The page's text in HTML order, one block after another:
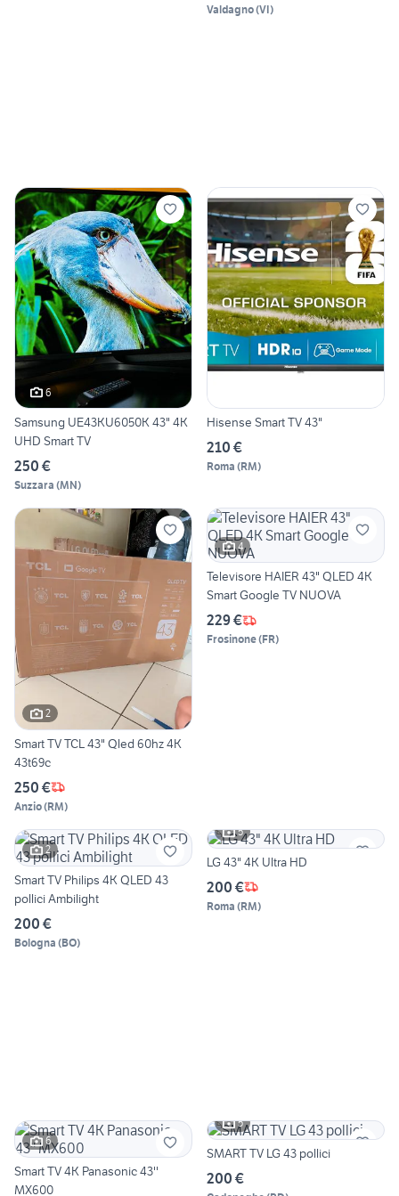
Valdagno(VI)
6
Samsung UE43KU6050K 43" 4K
UHD Smart TV
250 €
Suzzara (MN)
Hisense Smart TV 43"
210 €
Roma (RM)
2
Smart TV TCL 43" Qled 60hz 4K
43t69c
250 €
Anzio(RM)
4
Televisore HAIER 43" QLED 4K
Smart Google TV NUOVA
229 €
Frosinone(FR)
2
Smart TV Philips 4K QLED 43
pollici Ambilight
200 €
Bologna (BO)
5
LG 43" 4K Ultra HD
200 €
Roma (RM)
6
Smart TV 4K Panasonic 43''
MX600
5
SMART TV LG 43 pollici
200 €